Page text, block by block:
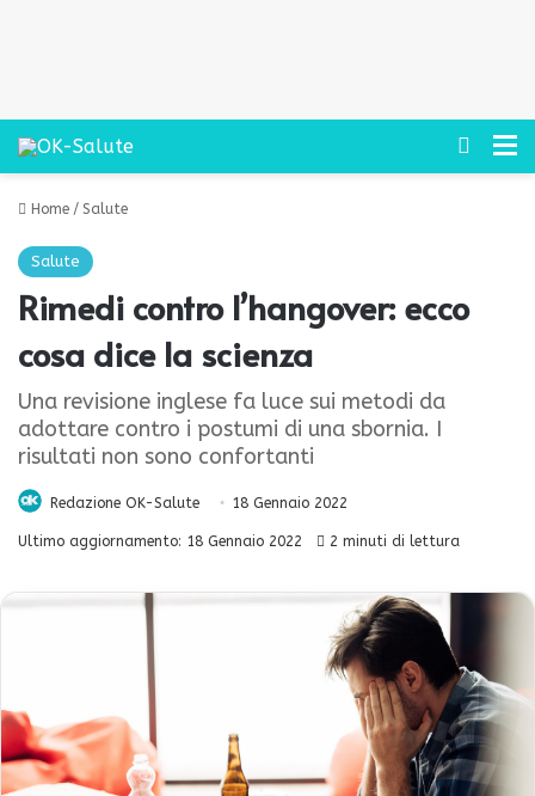
Cerca
Home / Salute
Salute
Rimedi contro l’hangover: ecco
cosa dice la scienza
Una revisione inglese fa luce sui metodi da
adottare contro i postumi di una sbornia. I
risultati non sono confortanti
Redazione OK-Salute 18 Gennaio 2022
Ultimo aggiornamento: 18 Gennaio 2022 2 minuti di lettura